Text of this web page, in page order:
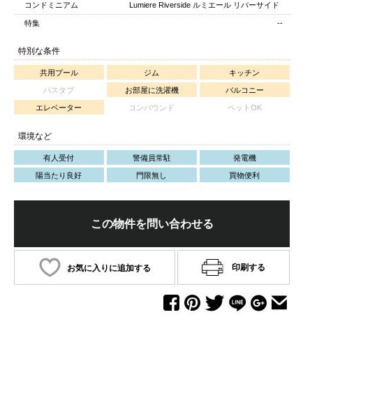
コンドミニアム Lumiere Riverside ルミエール リバーサイド
特集 --
特別な条件
共用プール ジム キッチン
バスタブ お部屋に洗濯機 バルコニー
エレベーター コンパウンド ペットOK
環境など
有人受付 警備員常駐 発電機
陽当たり良好 門限無し 買物便利
この物件を問い合わせる
お気に入りに追加する 印刷する